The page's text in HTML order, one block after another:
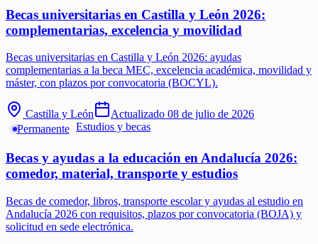
Becas universitarias en Castilla y León 2026:
complementarias, excelencia y movilidad
Becas universitarias en Castilla y León 2026: ayudas
complementarias a la beca MEC, excelencia académica, movilidad y
máster, con plazos por convocatoria (BOCYL).
Castilla y León Actualizado 08 de julio de 2026
Permanente Estudios y becas
Becas y ayudas a la educación en Andalucía 2026:
comedor, material, transporte y estudios
Becas de comedor, libros, transporte escolar y ayudas al estudio en
Andalucía 2026 con requisitos, plazos por convocatoria (BOJA) y
solicitud en sede electrónica.